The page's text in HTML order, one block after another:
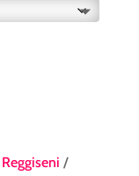
Reggiseni /